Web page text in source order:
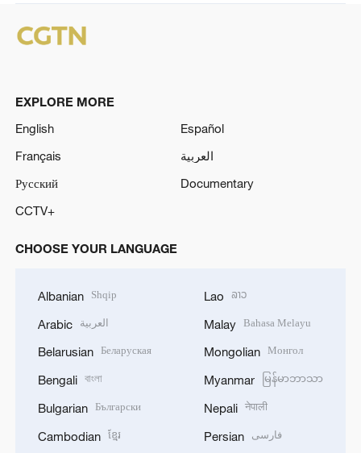
EXPLORE MORE
English
Español
Français
العربية
Русский
Documentary
CCTV+
CHOOSE YOUR LANGUAGE
Albanian Shqip
Arabic العربية
Belarusian Беларуская
Bengali বাংলা
Bulgarian Български
Cambodian ខ្មែរ
Lao ລາວ
Malay Bahasa Melayu
Mongolian Монгол
Myanmar မြန်မာဘာသာ
Nepali नेपाली
Persian فارسی